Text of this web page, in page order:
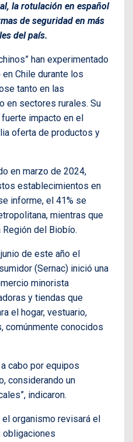
la rotulación en español
de seguridad en más
del país.
han experimentado
Chile durante los
tanto en las
en sectores rurales. Su
impacto en el
oferta de productos y
en marzo de 2024,
establecimientos en
informe, el 41% se
mientras que
Región del Biobío.
de este año el
(Sernac) inició una
minorista
y tiendas que
el hogar, vestuario,
comúnmente conocidos
cabo por equipos
considerando un
indicaron.
organismo revisará el